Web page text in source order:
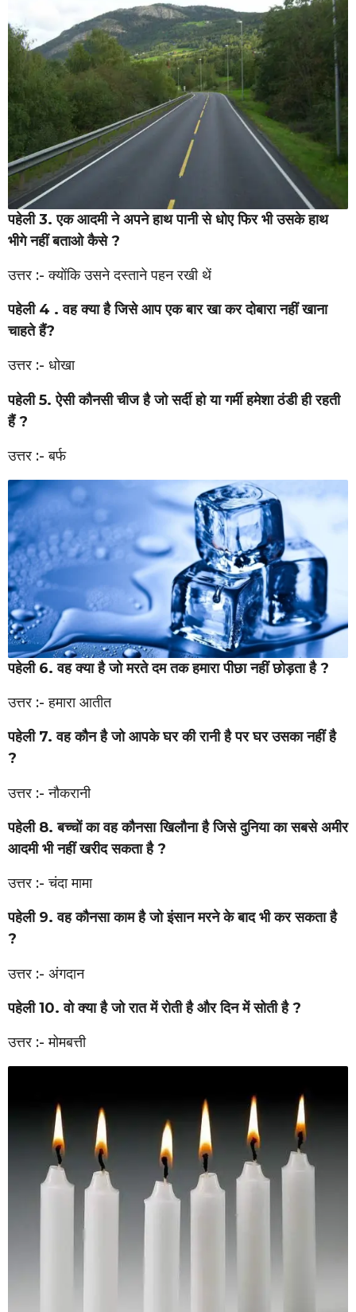
पहेली 3. एक आदमी ने अपने हाथ पानी से धोए फिर भी उसके हाथ
भीगे नहीं बताओ कैसे ?
उत्तर :- क्योंकि उसने दस्ताने पहन रखी थें
पहेली 4 . वह क्या है जिसे आप एक बार खा कर दोबारा नहीं खाना
चाहते हैं?
उत्तर :- धोखा
पहेली 5. ऐसी कौनसी चीज है जो सर्दी हो या गर्मी हमेशा ठंडी ही रहती
हैं ?
उत्तर :- बर्फ
पहेली 6. वह क्या है जो मरते दम तक हमारा पीछा नहीं छोड़ता है ?
उत्तर :- हमारा आतीत
पहेली 7. वह कौन है जो आपके घर की रानी है पर घर उसका नहीं है
?
उत्तर :- नौकरानी
पहेली 8. बच्चों का वह कौनसा खिलौना है जिसे दुनिया का सबसे अमीर
आदमी भी नहीं खरीद सकता है ?
उत्तर :- चंदा मामा
पहेली 9. वह कौनसा काम है जो इंसान मरने के बाद भी कर सकता है
?
उत्तर :- अंगदान
पहेली 10. वो क्या है जो रात में रोती है और दिन में सोती है ?
उत्तर :- मोमबत्ती